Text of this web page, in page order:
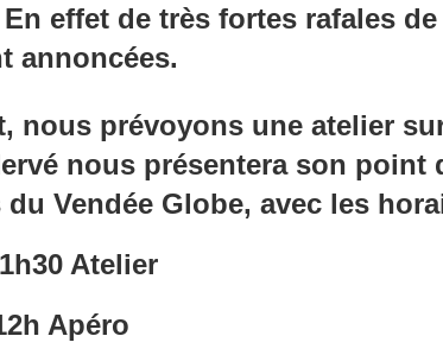
effet de très fortes rafales
annoncées.
nous prévoyons une atelier
nous présentera son
Vendée Globe, avec les
Atelier
Apéro